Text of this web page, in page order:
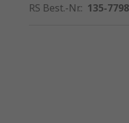
RS Best.-Nr.: 135-7798